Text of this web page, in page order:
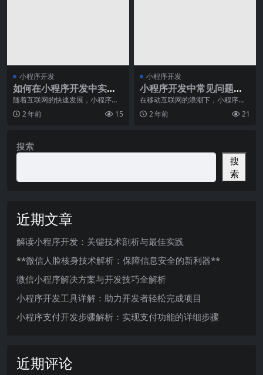
小程序开发
如何在小程序开发中实现
多端适配
随着互联网的快速发展，小程序作
为一种轻量级的应用形式，受到了
越来越多的开发者和用
2 年前 15
小程序开发
小程序开发中常见问题解
析
在移动互联网的浪潮下，小程序已
经成为了各个行业中不可或缺的一
部分。它提供了一种简
2 年前 21
搜索
搜
索
近期文章
解读小程序开发：关键技术剖析与最佳实践
**微信人脸核身技术解析：保障信息安全的新利器**
微信小程序解决方案与开发技巧全解析
小程序开发工具详解：助力开发者轻松完成项目
小程序支付开发步骤解析：实现支付功能的详细步骤
近期评论